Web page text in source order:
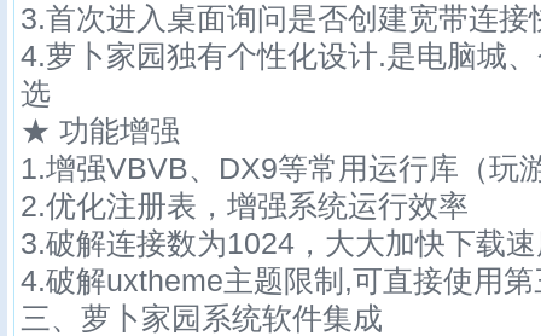
3.首次进入桌面询问是否创建宽带连接
4.萝卜家园独有个性化设计.是电脑城
选
★ 功能增强
1.增强VBVB、DX9等常用运行库（玩
2.优化注册表，增强系统运行效率
3.破解连接数为1024，大大加快下载
4.破解uxtheme主题限制,可直接使用
三、萝卜家园系统软件集成